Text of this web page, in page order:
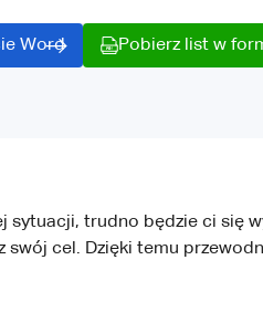
Word Pobierz list w
trudno będzie ci się
cel. Dzięki temu